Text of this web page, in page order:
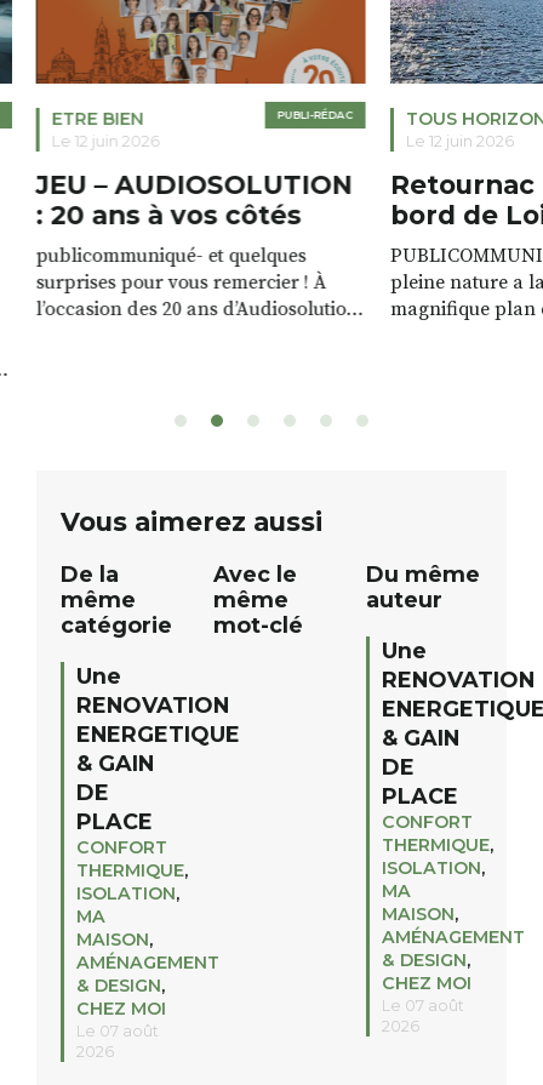
PUBLI-RÉDAC
ETRE BIEN
Le 12 juin 2026
JEU – AUDIOSOLUTION
: 20 ans à vos côtés
publicommuniqué- et quelques
surprises pour vous remercier ! À
l’occasion des 20 ans d’Audiosolution,
sont à gagner, sélectionnés auprès
12h à […]
TOUS
Le 12 juin 2026
Retournac
bord de
pleine nature a
magnifique plan
Vous aimerez aussi
De la
même
catégorie
Une
RENOVATION
ENERGETIQUE
& GAIN
DE
PLACE
CONFORT
THERMIQUE,
ISOLATION,
MA
MAISON,
AMÉNAGEMENT
& DESIGN,
CHEZ MOI
Le 07 août
2026
Avec le
même
mot-clé
Du même
auteur
Une
RENOVATION
& GAIN
DE
PLACE
CONFORT
THERMIQUE,
ISOLATION,
MA
MAISON,
AMÉNAGEMENT
& DESIGN,
CHEZ MOI
Le 07 août
2026